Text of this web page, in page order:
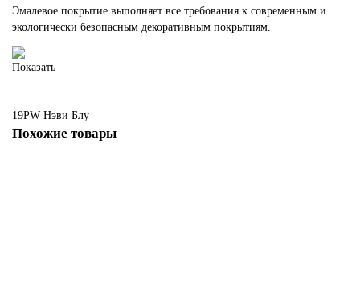
Эмалевое покрытие выполняет все требования к современным и
экологически безопасным декоративным покрытиям.
Показать
19PW Нэви Блу
Похожие товары